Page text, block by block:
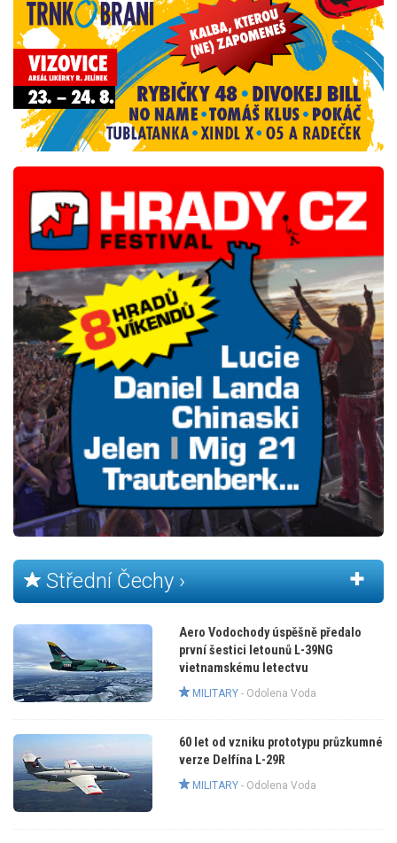
Střední Čechy ›
Aero Vodochody úspěšně předalo
první šestici letounů L-39NG
vietnamskému letectvu
MILITARY- Odolena Voda
60 let od vzniku prototypu průzkumné
verze Delfína L-29R
MILITARY- Odolena Voda